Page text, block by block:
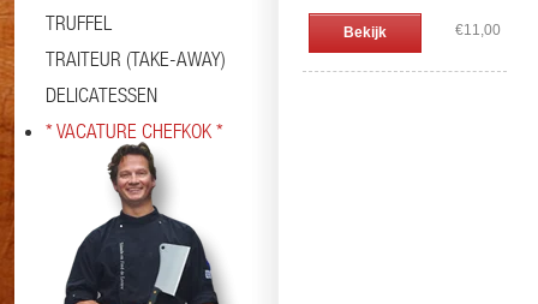
TRUFFEL
TRAITEUR (TAKE-AWAY)
DELICATESSEN
* VACATURE CHEFKOK *
Bekijk €11,00